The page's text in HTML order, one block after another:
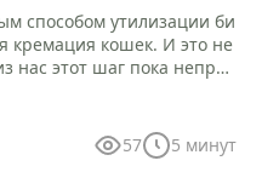
способом утилизации би
кремация кошек. И это не
нас этот шаг пока непри
57 5 минут